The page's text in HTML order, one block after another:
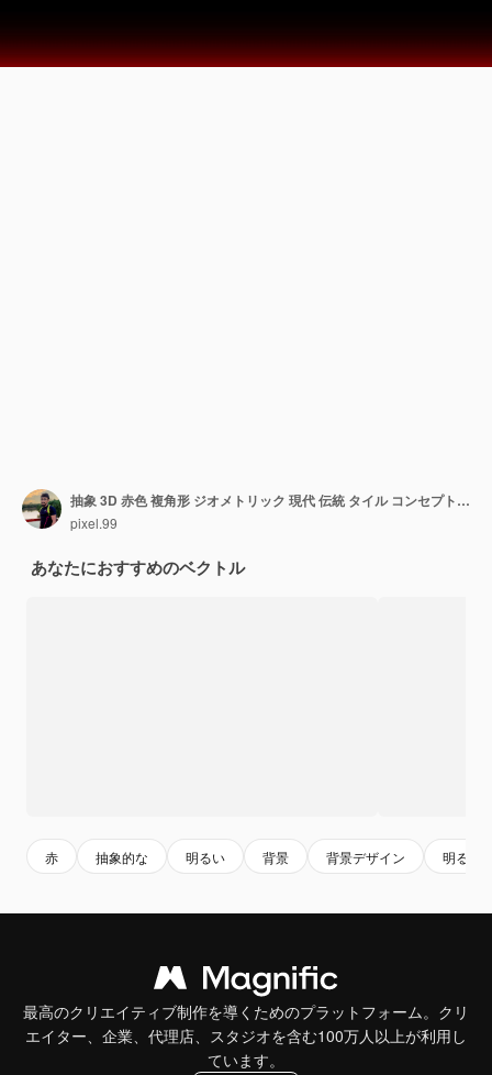
抽象 3D 赤色 複角形 ジオメトリック 現代 伝統 タイル コンセプト ベクトル 背景
pixel.99
あなたにおすすめのベクトル
赤 抽象的な 明るい 背景 背景デザイン 明るい
最高のクリエイティブ制作を導くためのプラットフォーム。クリ
エイター、企業、代理店、スタジオを含む100万人以上が利用し
ています。